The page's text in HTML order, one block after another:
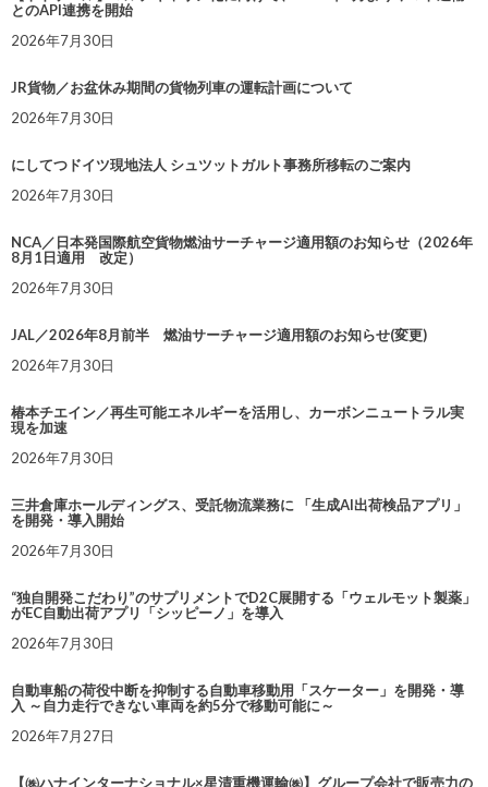
とのAPI連携を開始
2026年7月30日
JR貨物／お盆休み期間の貨物列車の運転計画について
2026年7月30日
にしてつドイツ現地法人 シュツットガルト事務所移転のご案内
2026年7月30日
NCA／日本発国際航空貨物燃油サーチャージ適用額のお知らせ（2026年
8月1日適用 改定）
2026年7月30日
JAL／2026年8月前半 燃油サーチャージ適用額のお知らせ(変更)
2026年7月30日
椿本チエイン／再生可能エネルギーを活用し、カーボンニュートラル実
現を加速
2026年7月30日
三井倉庫ホールディングス、受託物流業務に 「生成AI出荷検品アプリ」
を開発・導入開始
2026年7月30日
“独自開発こだわり”のサプリメントでD2C展開する「ウェルモット製薬」
がEC自動出荷アプリ「シッピーノ」を導入
2026年7月30日
自動車船の荷役中断を抑制する自動車移動用「スケーター」を開発・導
入 ～自力走行できない車両を約5分で移動可能に～
2026年7月27日
【㈱ハナインターナショナル×星清重機運輸㈱】グループ会社で販売力の